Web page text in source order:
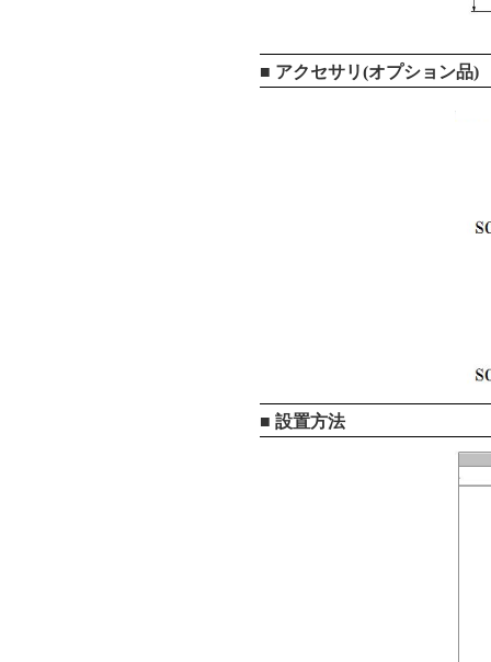
■ アクセサリ(オプション品)
■ 設置方法